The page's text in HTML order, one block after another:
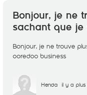
Bonjour, je ne
sachant que je
Bonjour, je ne trouve
ooredoo business
Henda il y a